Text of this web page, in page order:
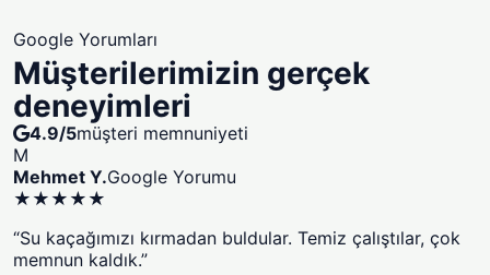
Google Yorumları
Müşterilerimizin gerçek
deneyimleri
4.9/5müşteri memnuniyeti
M
Mehmet Y.Google Yorumu
★★★★★
“Su kaçağımızı kırmadan buldular. Temiz çalıştılar, çok
memnun kaldık.”